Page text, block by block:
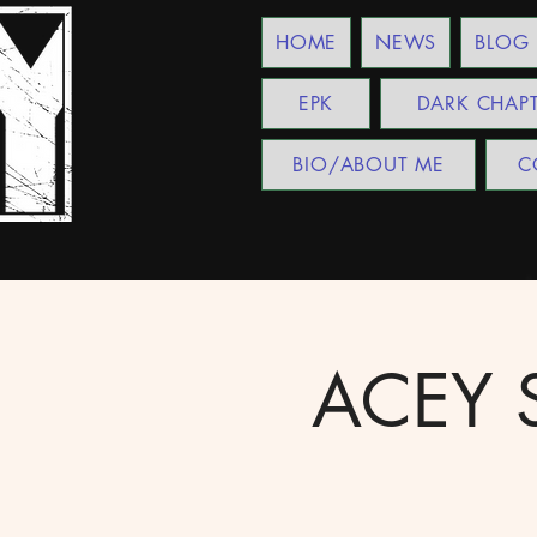
HOME NEWS BLOG
EPK DARK
BIO/ABOUT ME
ACEY